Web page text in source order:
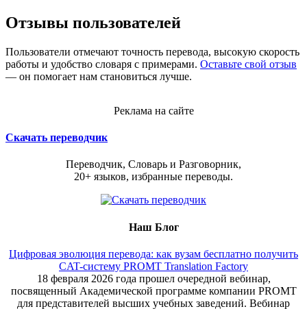
Отзывы пользователей
Пользователи отмечают точность перевода, высокую скорость
работы и удобство словаря с примерами. Оставьте свой отзыв
— он помогает нам становиться лучше.
Реклама на сайте
Скачать переводчик
Переводчик, Словарь и Разговорник,
20+ языков, избранные переводы.
Наш Блог
Цифровая эволюция перевода: как вузам бесплатно получить
CAT-систему PROMT Translation Factory
18 февраля 2026 года прошел очередной вебинар,
посвященный Академической программе компании PROMT
для представителей высших учебных заведений. Вебинар